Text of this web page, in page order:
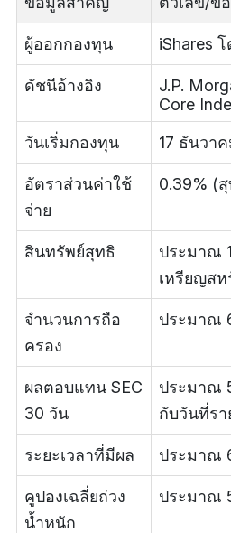
ผู้ออกกองทุน iShares
ดัชนีอ้างอิง
J.P.
Core
วันเริ่มกองทุน
17 ธันวา
อัตราส่วนค่าใช้
จ่าย
0.39% (
สินทรัพย์สุทธิ
ประมาณ
เหรียญสห
จำนวนการถือ
ครอง
ประมาณ
ผลตอบแทน SEC
30 วัน
ประมาณ
กับวันที่ร
ระยะเวลาที่มีผล ประมาณ
คูปองเฉลี่ยถ่วง
น้ำหนัก
ประมาณ